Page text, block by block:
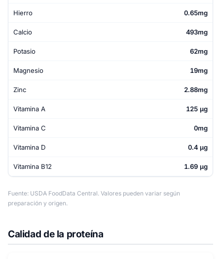
Hierro 0.65mg
Calcio 493mg
Potasio 62mg
Magnesio 19mg
Zinc 2.88mg
Vitamina A 125 µg
Vitamina C 0mg
Vitamina D 0.4 µg
Vitamina B12 1.69 µg
Fuente: USDA FoodData Central. Valores pueden variar según
preparación y origen.
Calidad de la proteína